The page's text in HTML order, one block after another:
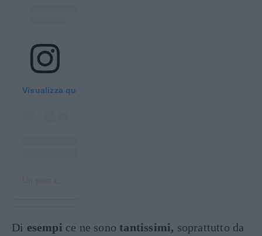
Visualizza questo post su Instagram
Di esempi ce ne sonotantissimi, soprattutto da